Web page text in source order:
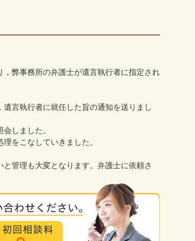
弊事務所の弁護士が遺言執行者に指定され
言執行者に就任した旨の通知を送りまし
しました。
をこなしていきました。
管理も大変となります。弁護士に依頼さ